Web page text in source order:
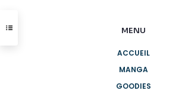
MENU
ACCUEIL
MANGA
GOODIES